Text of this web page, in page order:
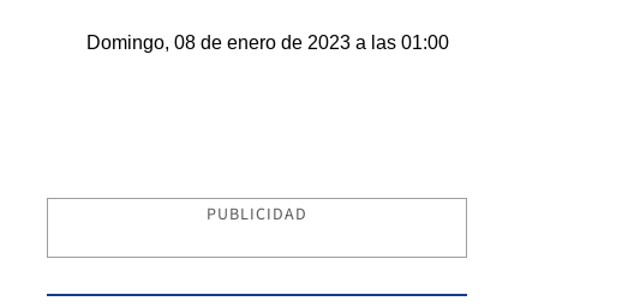
Domingo, 08 de enero de 2023 a las 01:00
PUBLICIDAD